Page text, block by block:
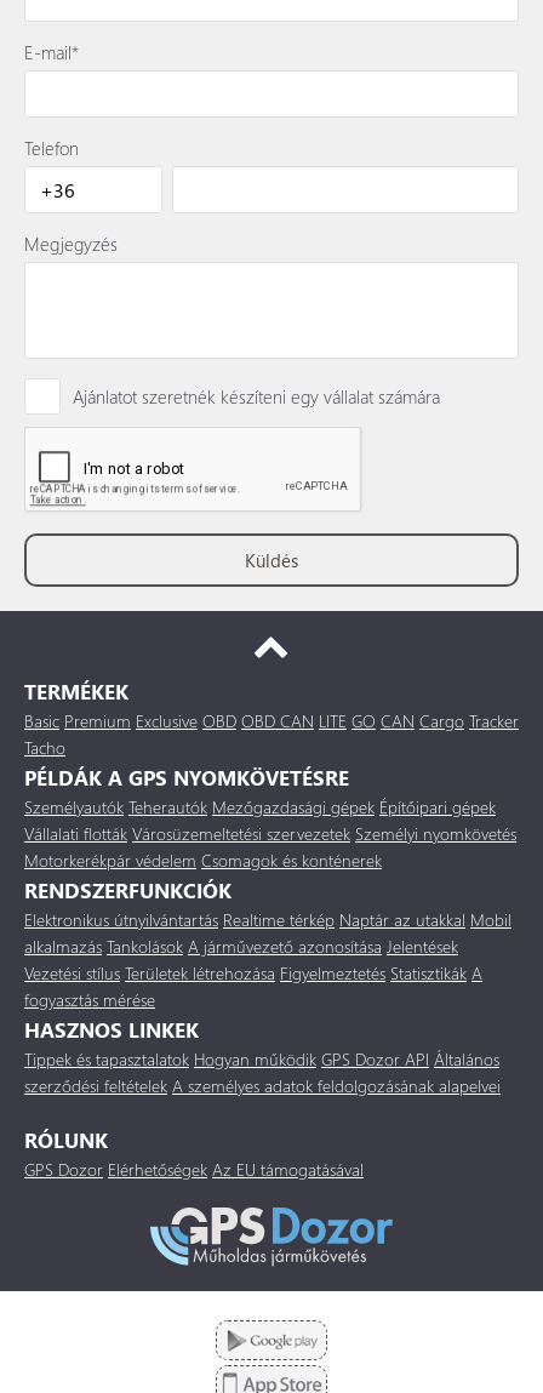
E-mail*
Telefon
Megjegyzés
Ajánlatot szeretnék készíteni egy vállalat számára
TERMÉKEK
Basic Premium Exclusive OBD OBD CAN LITE GO CAN Cargo Tracker
Tacho
PÉLDÁK A GPS NYOMKÖVETÉSRE
Személyautók Teherautók Mezőgazdasági gépek Építőipari gépek
Vállalati flották Városüzemeltetési szervezetek Személyi nyomkövetés
Motorkerékpár védelem Csomagok és konténerek
RENDSZERFUNKCIÓK
Elektronikus útnyilvántartás Realtime térkép Naptár az utakkal Mobil
alkalmazás Tankolások A járművezető azonosítása Jelentések
Vezetési stílus Területek létrehozása Figyelmeztetés Statisztikák A
fogyasztás mérése
HASZNOS LINKEK
Tippek és tapasztalatok Hogyan működik GPS Dozor API Általános
szerződési feltételek A személyes adatok feldolgozásának alapelvei
RÓLUNK
GPS Dozor Elérhetőségek Az EU támogatásával